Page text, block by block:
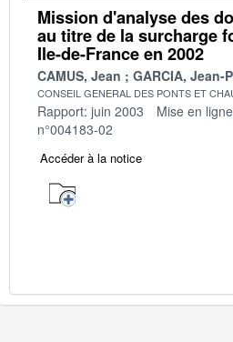
Mission d'analyse des
au titre de la surcharge
Ile-de-France en 2002
CAMUS, Jean GARCIA, Jean-
CONSEIL GENERAL DES PONTS ET
Rapport: juin 2003 Mise en
n°004183-02
Accéder à la notice